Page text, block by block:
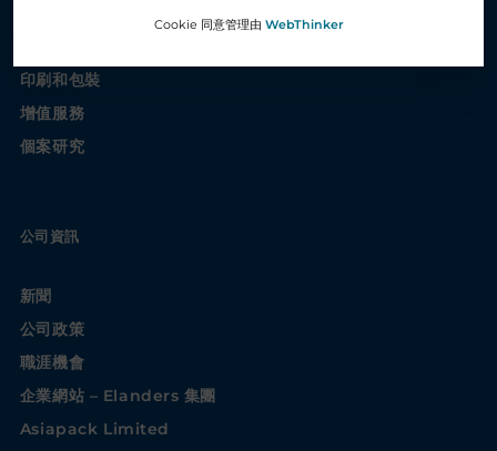
印刷和包裝
增值服務
個案研究
公司資訊
新聞
公司政策
職涯機會
企業網站 – Elanders 集團
Asiapack Limited
Cookie 同意管理由 WebThinker